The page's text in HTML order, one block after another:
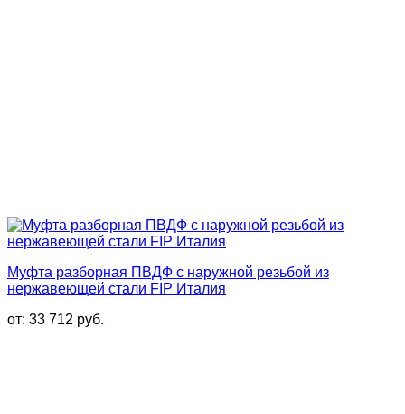
Муфта разборная ПВДФ с наружной резьбой из
нержавеющей стали FIP Италия
от: 33 712 руб.